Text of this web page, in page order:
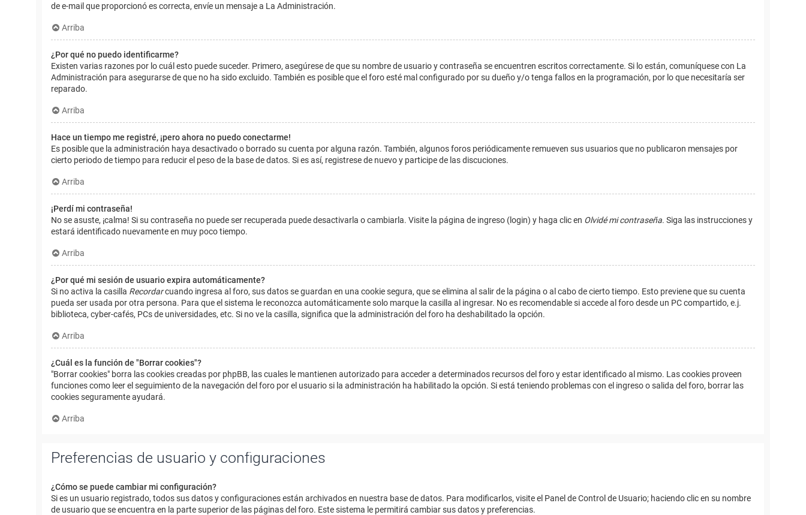
de e-mail que proporcionó es correcta, envíe un mensaje a La Administración.
Arriba
¿Por qué no puedo identificarme?
Existen varias razones por lo cuál esto puede suceder. Primero, asegúrese de que su nombre de usuario y contraseña se encuentren escritos correctamente. Si lo están, comuníquese con La
Administración para asegurarse de que no ha sido excluido. También es posible que el foro esté mal configurado por su dueño y/o tenga fallos en la programación, por lo que necesitaría ser
reparado.
Arriba
Hace un tiempo me registré, ¡pero ahora no puedo conectarme!
Es posible que la administración haya desactivado o borrado su cuenta por alguna razón. También, algunos foros periódicamente remueven sus usuarios que no publicaron mensajes por
cierto periodo de tiempo para reducir el peso de la base de datos. Si es así, registrese de nuevo y participe de las discuciones.
Arriba
¡Perdí mi contraseña!
No se asuste, ¡calma! Si su contraseña no puede ser recuperada puede desactivarla o cambiarla. Visite la página de ingreso (login) y haga clic en Olvidé mi contraseña. Siga las instrucciones y
estará identificado nuevamente en muy poco tiempo.
Arriba
¿Por qué mi sesión de usuario expira automáticamente?
Si no activa la casilla Recordarcuando ingresa al foro, sus datos se guardan en una cookie segura, que se elimina al salir de la página o al cabo de cierto tiempo. Esto previene que su cuenta
pueda ser usada por otra persona. Para que el sistema le reconozca automáticamente solo marque la casilla al ingresar. No es recomendable si accede al foro desde un PC compartido, e.j.
biblioteca, cyber-cafés, PCs de universidades, etc. Si no ve la casilla, significa que la administración del foro ha deshabilitado la opción.
Arriba
¿Cuál es la función de "Borrar cookies"?
"Borrar cookies" borra las cookies creadas por phpBB, las cuales le mantienen autorizado para acceder a determinados recursos del foro y estar identificado al mismo. Las cookies proveen
funciones como leer el seguimiento de la navegación del foro por el usuario si la administración ha habilitado la opción. Si está teniendo problemas con el ingreso o salida del foro, borrar las
cookies seguramente ayudará.
Arriba
Preferencias de usuario y configuraciones
¿Cómo se puede cambiar mi configuración?
Si es un usuario registrado, todos sus datos y configuraciones están archivados en nuestra base de datos. Para modificarlos, visite el Panel de Control de Usuario; haciendo clic en su nombre
de usuario que se encuentra en la parte superior de las páginas del foro. Este sistema le permitirá cambiar sus datos y preferencias.